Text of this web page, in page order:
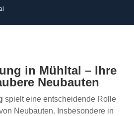
in Mühltal – Ihre
Neubauten
spielt eine entscheidende Rolle
Neubauten. Insbesondere in